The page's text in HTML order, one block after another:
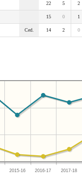
22 5 2
15 0 1
Ced. 14 2 0
2015-16 2016-17 2017-18